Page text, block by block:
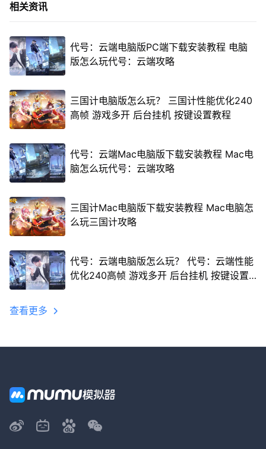
相关资讯
代号：云端电脑版PC端下载安装教程 电脑
版怎么玩代号：云端攻略
三国计电脑版怎么玩？ 三国计性能优化240
高帧 游戏多开 后台挂机 按键设置教程
代号：云端Mac电脑版下载安装教程 Mac电
脑怎么玩代号：云端攻略
三国计Mac电脑版下载安装教程 Mac电脑怎
么玩三国计攻略
代号：云端电脑版怎么玩？ 代号：云端性能
优化240高帧 游戏多开 后台挂机 按键设置
查看更多